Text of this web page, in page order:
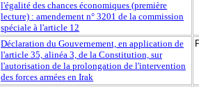
l'égalité des chances économiques (première
lecture) : amendement n° 3201 de la commission
spéciale à l'article 12
Déclaration du Gouvernement, en application de
l'article 35, alinéa 3, de la Constitution, sur
l'autorisation de la prolongation de l'intervention
des forces armées en Irak